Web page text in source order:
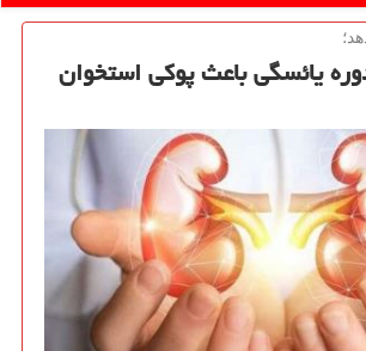
یائسگی باعث پوكی استخوان